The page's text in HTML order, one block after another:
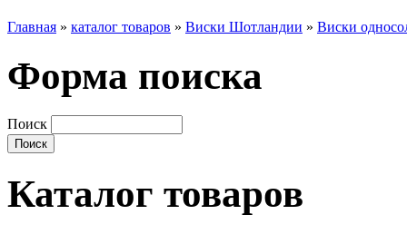
Главная » каталог товаров » Виски Шотландии » Виски
Форма поиска
Поиск
Каталог товаров